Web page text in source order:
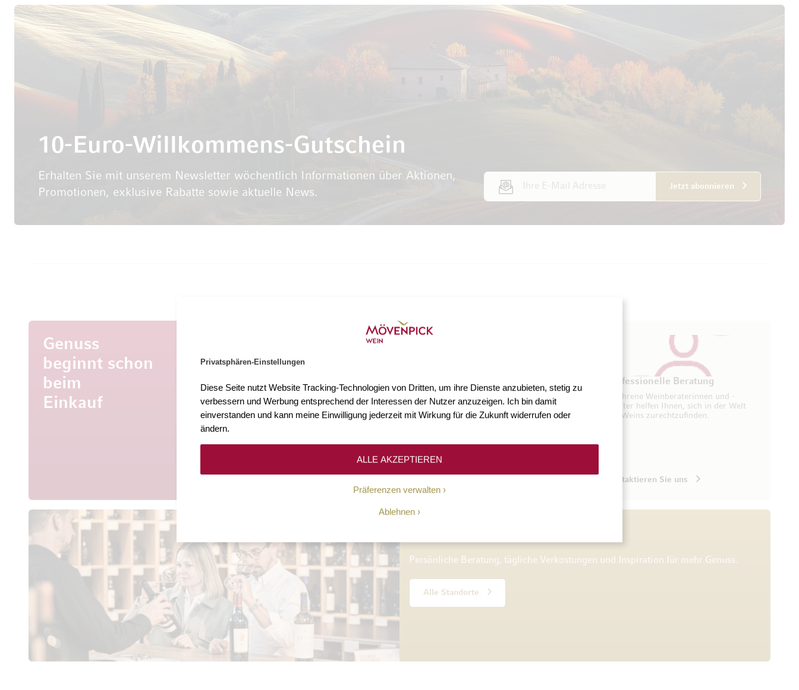
Privatsphären-Einstellungen
Diese Seite nutzt Website Tracking-Technologien von Dritten, um ihre Dienste anzubieten, stetig zu
verbessern und Werbung entsprechend der Interessen der Nutzer anzuzeigen. Ich bin damit
einverstanden und kann meine Einwilligung jederzeit mit Wirkung für die Zukunft widerrufen oder
ändern.
Präferenzen verwalten
Ablehnen
ALLE AKZEPTIEREN
10-Euro-Willkommens-Gutschein
Erhalten Sie mit unserem Newsletter wöchentlich Informationen über Aktionen,
Promotionen, exklusive Rabatte sowie aktuelle News.
E-Mail Adresse
Jetzt abonnieren
Genuss
beginnt schon
beim
Einkauf
Mehr als 3.000 Weine
Entdecken Sie mehr als 3.000 Weine
aus aller Welt.
Mehr als 75 Jahre Erfahrung
Seit 1948 ermöglichen wir unseren
Kundinnen und Kunden den Zugang zu
hochwertigen Weinen.
Professionelle Beratung
Erfahrene Weinberaterinnen und -
berater helfen Ihnen, sich in der Welt
des Weins zurechtzufinden.
Kontaktieren Sie uns
Persönliche Beratung, tägliche Verkostungen und Inspiration für mehr Genuss.
Alle Standorte